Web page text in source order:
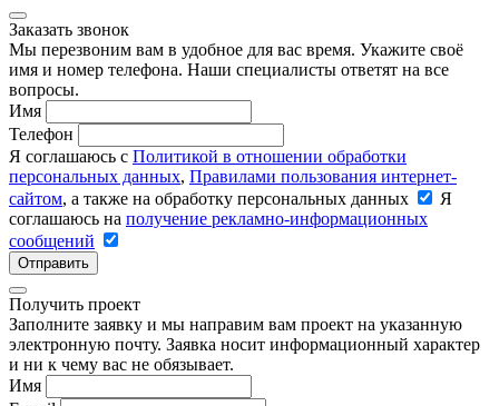
Заказать звонок
Мы перезвоним вам в удобное для вас время. Укажите своё
имя и номер телефона. Наши специалисты ответят на все
вопросы.
Имя
Телефон
Я соглашаюсь с Политикой в отношении обработки
персональных данных, Правилами пользования интернет-
сайтом, а также на обработку персональных данных
Я
соглашаюсь на получение рекламно-информационных
сообщений
Отправить
Получить проект
Заполните заявку и мы направим вам проект на указанную
электронную почту. Заявка носит информационный характер
и ни к чему вас не обязывает.
Имя